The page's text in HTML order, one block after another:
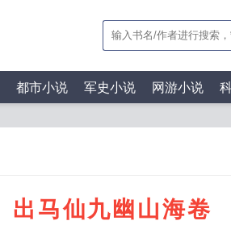
都市小说 军史小说 网游小说
出马仙九幽山海卷